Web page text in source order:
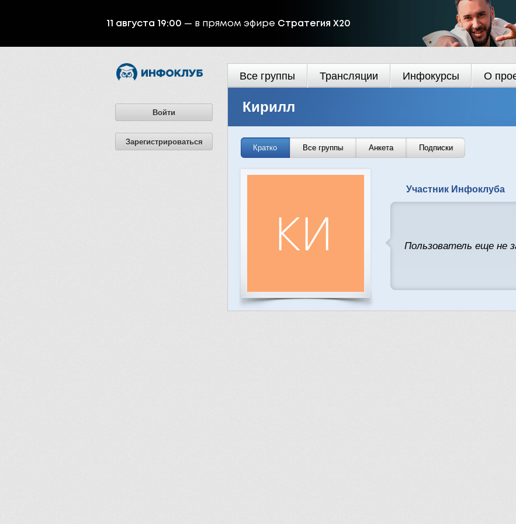
11 августа 19:00 — в прямом эфире Стратегия Х20
Войти
Зарегистрироваться
Все группы Трансляции Инфокурсы О
Кирилл
Кратко Все группы Анкета Подписки
Участник Инфоклуба
Пользователь еще не